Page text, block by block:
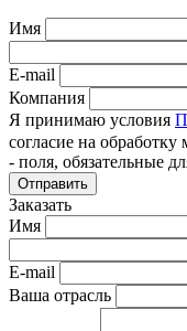
Имя
E-mail
Компания
Я принимаю условия
согласие на
- поля, обязательные
Отправить
Заказать
Имя
E-mail
Ваша отрасль